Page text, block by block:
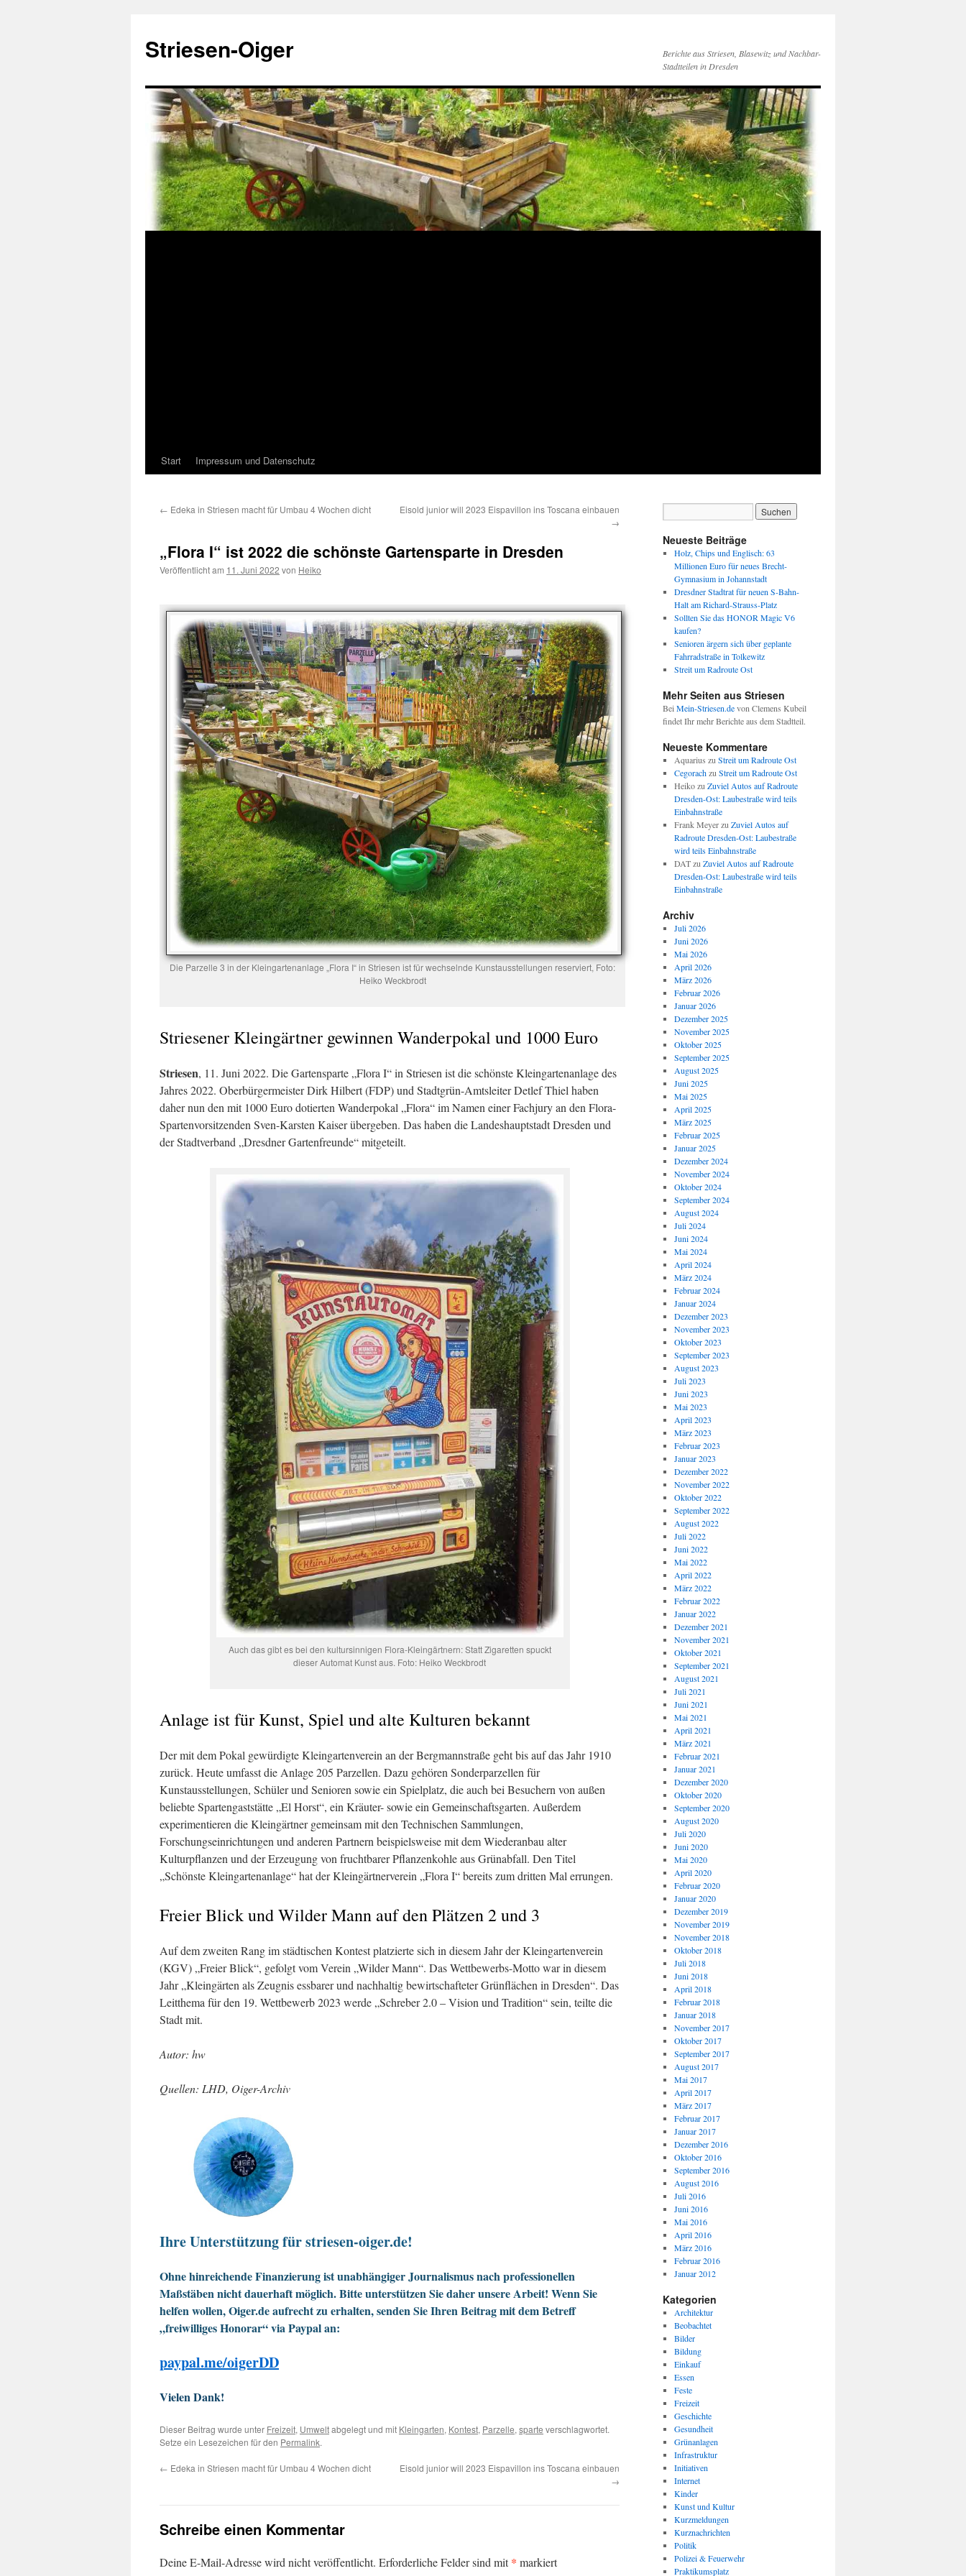
springen
Striesen-Oiger
Berichte aus Striesen, Blasewitz und Nachbar-
Stadtteilen in Dresden
Start Impressum und Datenschutz
← Edeka in Striesen macht für Umbau 4 Wochen dicht
Eisold junior will 2023 Eispavillon ins Toscana einbauen
→
„Flora I“ ist 2022 die schönste Gartensparte in Dresden
Veröffentlicht am 11. Juni 2022 von Heiko
Die Parzelle 3 in der Kleingartenanlage „Flora I“ in Striesen ist für wechselnde Kunstausstellungen reserviert, Foto:
Heiko Weckbrodt
Striesener Kleingärtner gewinnen Wanderpokal und 1000 Euro
Striesen, 11. Juni 2022. Die Gartensparte „Flora I“ in Striesen ist die schönste Kleingartenanlage des
Jahres 2022. Oberbürgermeister Dirk Hilbert (FDP) und Stadtgrün-Amtsleiter Detlef Thiel haben
daher nun den mit 1000 Euro dotierten Wanderpokal „Flora“ im Namen einer Fachjury an den Flora-
Spartenvorsitzenden Sven-Karsten Kaiser übergeben. Das haben die Landeshauptstadt Dresden und
der Stadtverband „Dresdner Gartenfreunde“ mitgeteilt.
Auch das gibt es bei den kultursinnigen Flora-Kleingärtnern: Statt Zigaretten spuckt
dieser Automat Kunst aus. Foto: Heiko Weckbrodt
Anlage ist für Kunst, Spiel und alte Kulturen bekannt
Der mit dem Pokal gewürdigte Kleingartenverein an der Bergmannstraße geht bis auf das Jahr 1910
zurück. Heute umfasst die Anlage 205 Parzellen. Dazu gehören Sonderparzellen für
Kunstausstellungen, Schüler und Senioren sowie ein Spielplatz, die auch bei Besuchern von außen
beliebte Spartengaststätte „El Horst“, ein Kräuter- sowie ein Gemeinschaftsgarten. Außerdem
experimentieren die Kleingärtner gemeinsam mit den Technischen Sammlungen,
Forschungseinrichtungen und anderen Partnern beispielsweise mit dem Wiederanbau alter
Kulturpflanzen und der Erzeugung von fruchtbarer Pflanzenkohle aus Grünabfall. Den Titel
„Schönste Kleingartenanlage“ hat der Kleingärtnerverein „Flora I“ bereits zum dritten Mal errungen.
Freier Blick und Wilder Mann auf den Plätzen 2 und 3
Auf dem zweiten Rang im städtischen Kontest platzierte sich in diesem Jahr der Kleingartenverein
(KGV) „Freier Blick“, gefolgt vom Verein „Wilder Mann“. Das Wettbewerbs-Motto war in diesem
Jahr „Kleingärten als Zeugnis essbarer und nachhaltig bewirtschafteter Grünflächen in Dresden“. Das
Leitthema für den 19. Wettbewerb 2023 werde „Schreber 2.0 – Vision und Tradition“ sein, teilte die
Stadt mit.
Autor: hw
Quellen: LHD, Oiger-Archiv
Ihre Unterstützung für striesen-oiger.de!
Ohne hinreichende Finanzierung ist unabhängiger Journalismus nach professionellen
Maßstäben nicht dauerhaft möglich. Bitte unterstützen Sie daher unsere Arbeit! Wenn Sie
helfen wollen, Oiger.de aufrecht zu erhalten, senden Sie Ihren Beitrag mit dem Betreff
„freiwilliges Honorar“ via Paypal an:
paypal.me/oigerDD
Vielen Dank!
Dieser Beitrag wurde unter Freizeit, Umweltabgelegt und mit Kleingarten, Kontest, Parzelle, sparte verschlagwortet.
Setze ein Lesezeichen für den Permalink.
← Edeka in Striesen macht für Umbau 4 Wochen dicht
Eisold junior will 2023 Eispavillon ins Toscana einbauen
→
Schreibe einen Kommentar
Deine E-Mail-Adresse wird nicht veröffentlicht. Erforderliche Felder sind mit* markiert
Neueste Beiträge
Holz, Chips und Englisch: 63
Millionen Euro für neues Brecht-
Gymnasium in Johannstadt
Dresdner Stadtrat für neuen S-Bahn-
Halt am Richard-Strauss-Platz
Sollten Sie das HONOR Magic V6
kaufen?
Senioren ärgern sich über geplante
Fahrradstraße in Tolkewitz
Streit um Radroute Ost
Mehr Seiten aus Striesen
Bei Mein-Striesen.devon Clemens Kubeil
findet Ihr mehr Berichte aus dem Stadtteil.
Neueste Kommentare
Aquarius zu Streit um Radroute Ost
Cegorachzu Streit um Radroute Ost
Heikozu Zuviel Autos auf Radroute
Dresden-Ost: Laubestraße wird teils
Einbahnstraße
Frank Meyerzu Zuviel Autos auf
Radroute Dresden-Ost: Laubestraße
wird teils Einbahnstraße
DATzu Zuviel Autos auf Radroute
Dresden-Ost: Laubestraße wird teils
Einbahnstraße
Archiv
Juli 2026
Juni 2026
Mai 2026
April 2026
März 2026
Februar 2026
Januar 2026
Dezember 2025
November 2025
Oktober 2025
September 2025
August 2025
Juni 2025
Mai 2025
April 2025
März 2025
Februar 2025
Januar 2025
Dezember 2024
November 2024
Oktober 2024
September 2024
August 2024
Juli 2024
Juni 2024
Mai 2024
April 2024
März 2024
Februar 2024
Januar 2024
Dezember 2023
November 2023
Oktober 2023
September 2023
August 2023
Juli 2023
Juni 2023
Mai 2023
April 2023
März 2023
Februar 2023
Januar 2023
Dezember 2022
November 2022
Oktober 2022
September 2022
August 2022
Juli 2022
Juni 2022
Mai 2022
April 2022
März 2022
Februar 2022
Januar 2022
Dezember 2021
November 2021
Oktober 2021
September 2021
August 2021
Juli 2021
Juni 2021
Mai 2021
April 2021
März 2021
Februar 2021
Januar 2021
Dezember 2020
Oktober 2020
September 2020
August 2020
Juli 2020
Juni 2020
Mai 2020
April 2020
Februar 2020
Januar 2020
Dezember 2019
November 2019
November 2018
Oktober 2018
Juli 2018
Juni 2018
April 2018
Februar 2018
Januar 2018
November 2017
Oktober 2017
September 2017
August 2017
Mai 2017
April 2017
März 2017
Februar 2017
Januar 2017
Dezember 2016
Oktober 2016
September 2016
August 2016
Juli 2016
Juni 2016
Mai 2016
April 2016
März 2016
Februar 2016
Januar 2012
Kategorien
Architektur
Beobachtet
Bilder
Bildung
Einkauf
Essen
Feste
Freizeit
Geschichte
Gesundheit
Grünanlagen
Infrastruktur
Initiativen
Internet
Kinder
Kunst und Kultur
Kurzmeldungen
Kurznachrichten
Politik
Polizei & Feuerwehr
Praktikumsplatz